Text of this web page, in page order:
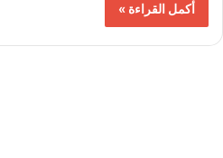
أكمل القراءة »